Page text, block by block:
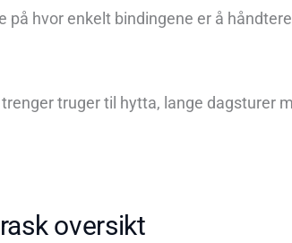
hvor enkelt bindingene er å
truger til hytta, lange dagsturer
oversikt